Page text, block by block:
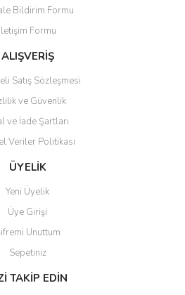
bilgiler bulunuyor.
bulunuyor.
daha pahalı.
Gönder
Bildirim Formu
İletişim Formu
ALIŞVERİŞ
Satış Sözleşmesi
ve Güvenlik
ve İade Şartları
Veriler Politikası
ÜYELİK
Yeni Üyelik
Üye Girişi
Unuttum
Sepetiniz
TAKİP EDİN